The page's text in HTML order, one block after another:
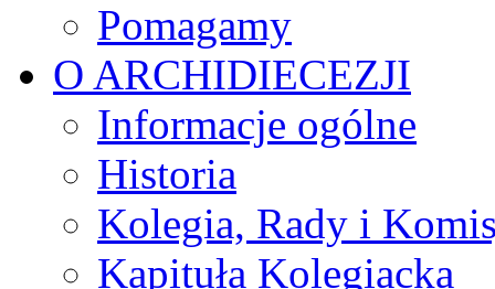
Pomagamy
O ARCHIDIECEZJI
Informacje ogólne
Historia
Kolegia, Rady i
Kapituła Kolegiacka